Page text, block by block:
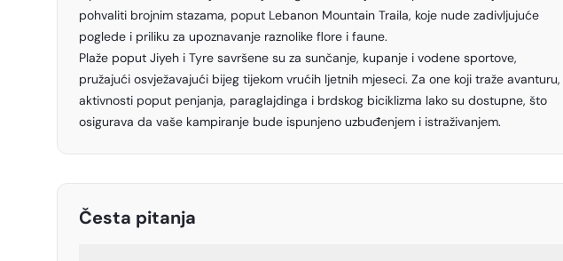
pohvaliti brojnim stazama, poput Lebanon Mountain Traila, koje nude zadivljujuće
poglede i priliku za upoznavanje raznolike flore i faune.
Plaže poput Jiyeh i Tyre savršene su za sunčanje, kupanje i vodene sportove,
pružajući osvježavajući bijeg tijekom vrućih ljetnih mjeseci. Za one koji traže avanturu,
aktivnosti poput penjanja, paraglajdinga i brdskog biciklizma lako su dostupne, što
osigurava da vaše kampiranje bude ispunjeno uzbuđenjem i istraživanjem.
Česta pitanja